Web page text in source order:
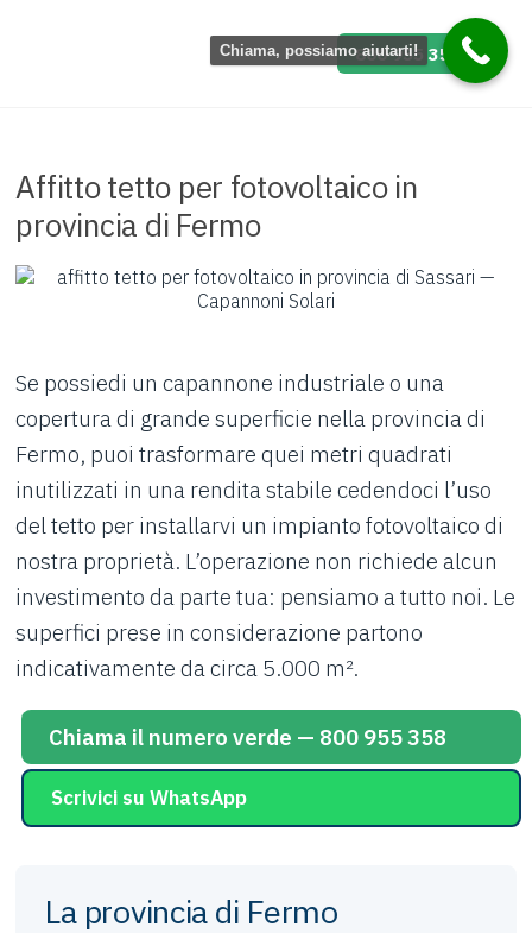
800 955 358
Affitto tetto per fotovoltaico in
provincia di Fermo
Se possiedi un capannone industriale o una
copertura di grande superficie nella provincia di
Fermo, puoi trasformare quei metri quadrati
inutilizzati in una rendita stabile cedendoci l’uso
del tetto per installarvi un impianto fotovoltaico di
nostra proprietà. L’operazione non richiede alcun
investimento da parte tua: pensiamo a tutto noi. Le
superfici prese in considerazione partono
indicativamente da circa 5.000 m².
Chiama il numero verde — 800 955 358
Scrivici su WhatsApp
La provincia di Fermo
Chiama, possiamo aiutarti!